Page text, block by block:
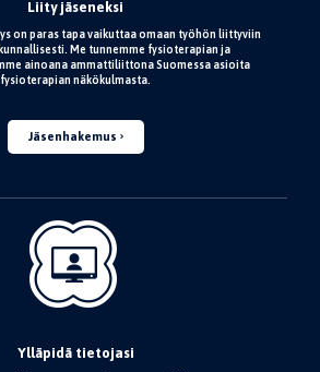
Liity jäseneksi
on paras tapa vaikuttaa omaan työhön liittyviin
Me tunnemme fysioterapian ja
ainoana ammattiliittona Suomessa asioita
fysioterapian näkökulmasta.
Jäsenhakemus
Ylläpidä tietojasi